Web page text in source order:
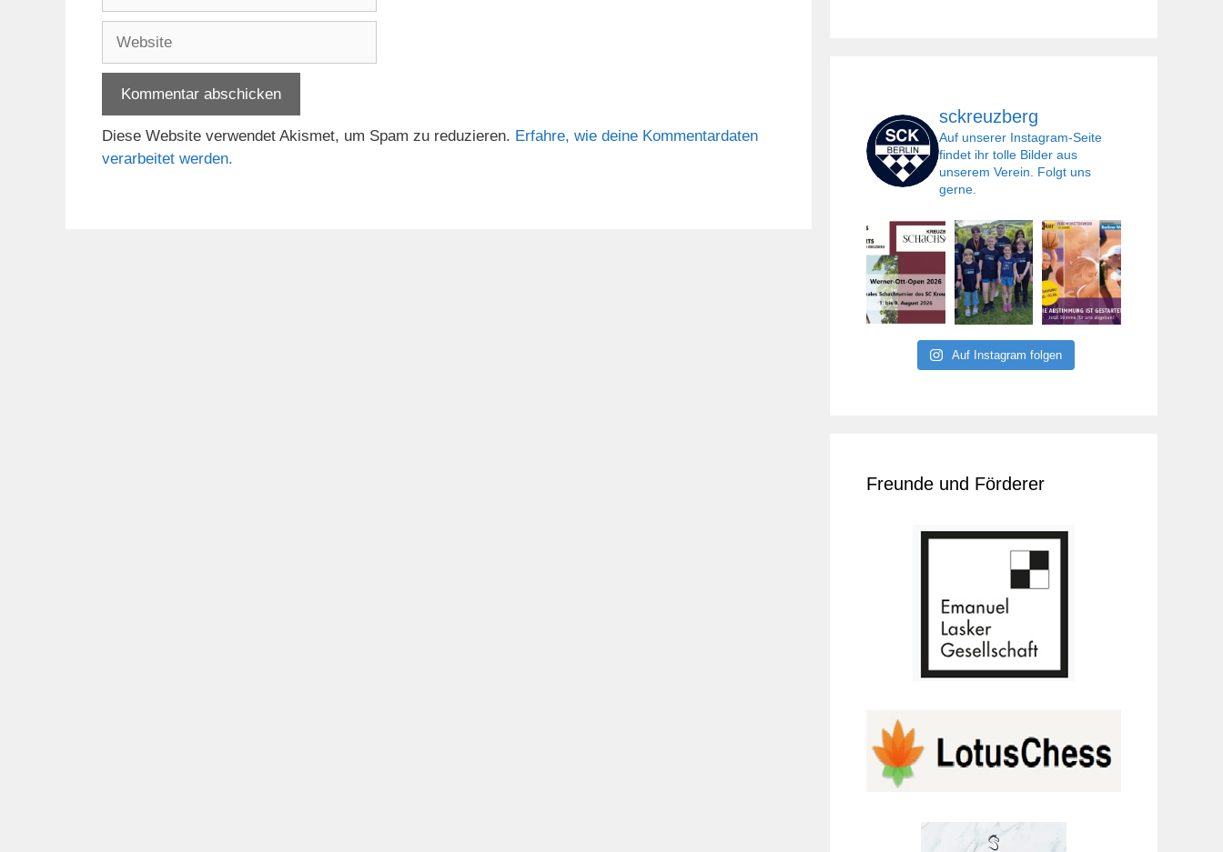
Adresse
Diese Website verwendet Akismet, um Spam zu reduzieren. Erfahre, wie deine Kommentardaten
verarbeitet werden.
sckreuzberg
Auf unserer Instagram-Seite
findet ihr tolle Bilder aus
unserem Verein. Folgt uns
gerne.
Auf Instagram folgen
Freunde und Förderer